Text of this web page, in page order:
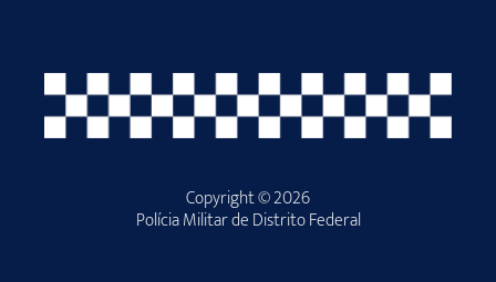
Copyright © 2026
Polícia Militar de Distrito Federal